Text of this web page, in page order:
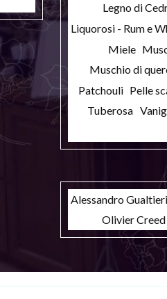
Legno di
Liquorosi - Rum e
Miele
Muschio di
Patchouli Pelle
Tuberosa
Alessandro Gualtieri
Olivier Creed